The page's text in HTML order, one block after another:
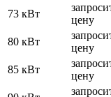
73 кВт
цену
80 кВт
цену
85 кВт
цену